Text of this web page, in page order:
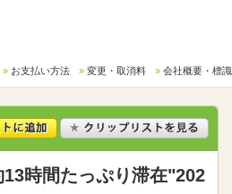
お支払い方法 変更・取消料 会社概要・標識
時間たっぷり滞在"202